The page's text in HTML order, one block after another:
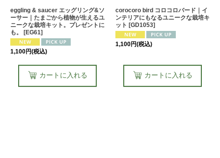
eggling & saucer エッグリング&ソ
ーサー｜たまごから植物が生えるユ
ニークな栽培キット。プレゼントに
も。
[EG61]
1,100円(税込)
カートに入れる
corocoro bird コロコロバード｜イ
ンテリアにもなるユニークな栽培キ
ット [GD1053]
1,100円(税込)
カートに入れる